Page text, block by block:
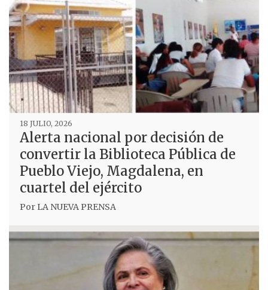
18 JULIO, 2026
Alerta nacional por decisión de
convertir la Biblioteca Pública de
Pueblo Viejo, Magdalena, en
cuartel del ejército
Por LA NUEVA PRENSA